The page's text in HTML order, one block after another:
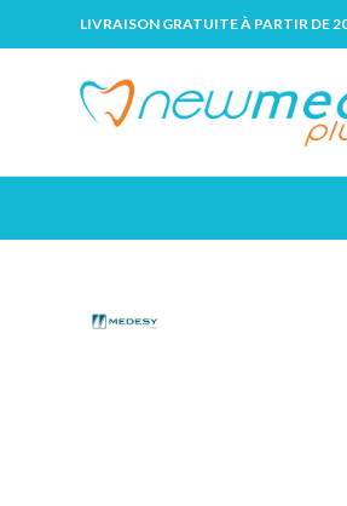
LIVRAISON GRATUITE À PARTIR DE